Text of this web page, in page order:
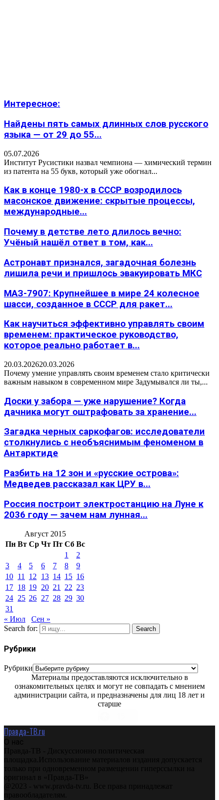
Интересное:
Найдены пять самых длинных слов русского
языка — от 29 до 55...
05.07.2026
Институт Русистики назвал чемпиона — химический термин
из патента на 55 букв, который уже обогнал...
Как в конце 1980-х в СССР возродилось
масонское движение: скрытые процессы,
международные...
Почему в детстве лето длилось вечно:
Учёный нашёл ответ в том, как...
Астронавт признался, загадочная болезнь
лишила речи и пришлось эвакуировать МКС
МАЗ-7907: Крупнейшее в мире 24 колесное
шасси, созданное в СССР для ракет...
Как научиться эффективно управлять своим
временем: практическое руководство,
которое реально работает в...
20.03.202620.03.2026
Почему умение управлять своим временем стало критически
важным навыком в современном мире Задумывался ли ты,...
Доски у забора — уже нарушение? Когда
дачника могут оштрафовать за хранение...
Загадка черных саркофагов: исследователи
столкнулись с необъяснимым феноменом в
Антарктиде
Разбить на 12 зон и «русские острова»:
Медведев рассказал как ЦРУ в...
Россия построит электростанцию на Луне к
2036 году — зачем нам лунная...
Август 2015
Пн Вт Ср Чт Пт Сб Вс
1
2
3
4 5 6 7 8
9
10 11 12 13 14 15 16
17 18 19 20 21 22 23
24 25 26 27 28 29 30
31
« Июл
Сен »
Search for:
Search
Рубрики
Рубрики
Материалы предоставляются исключительно в
ознакомительных целях и могут не совпадать с мнением
администрации сайта, и предназначены для лиц 18 лет и
старше
Правда-ТВ.ru
О нас
Правда-ТВ - Дискуссионно политическая
площадка.Использование материалов издания допускается
только при одновременном размещении гиперссылки на
оригинал в «Правда-ТВ»
@2023 - www.pravda-tv.ru. Все права принадлежат
правообладателям.